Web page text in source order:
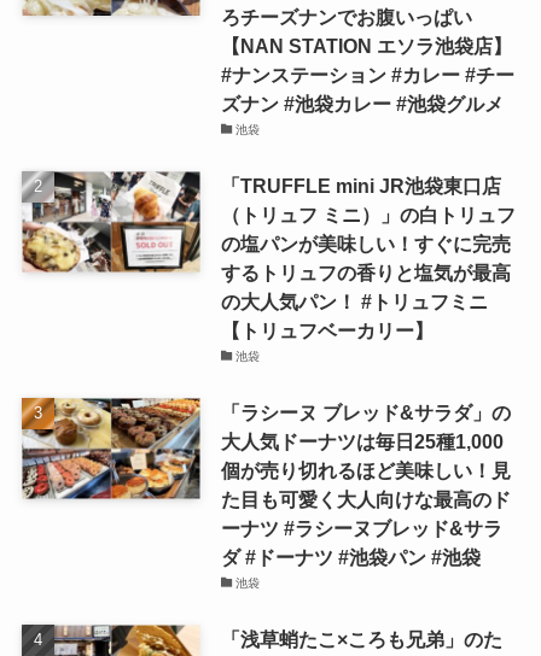
ろチーズナンでお腹いっぱい
【NAN STATION エソラ池袋店】
#ナンステーション #カレー #チー
ズナン #池袋カレー #池袋グルメ
池袋
「TRUFFLE mini JR池袋東口店
（トリュフ ミニ）」の白トリュフ
の塩パンが美味しい！すぐに完売
するトリュフの香りと塩気が最高
の大人気パン！ #トリュフミニ
【トリュフベーカリー】
池袋
「ラシーヌ ブレッド&サラダ」の
大人気ドーナツは毎日25種1,000
個が売り切れるほど美味しい！見
た目も可愛く大人向けな最高のド
ーナツ #ラシーヌブレッド&サラ
ダ #ドーナツ #池袋パン #池袋
池袋
「浅草蛸たこ×ころも兄弟」のた